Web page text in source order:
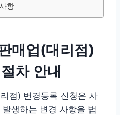
항
매업(대리점)
차 안내
점) 변경등록 신청은 사
생하는 변경 사항을 법